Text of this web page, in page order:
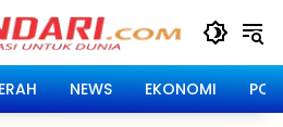
NEWS EKONOMI